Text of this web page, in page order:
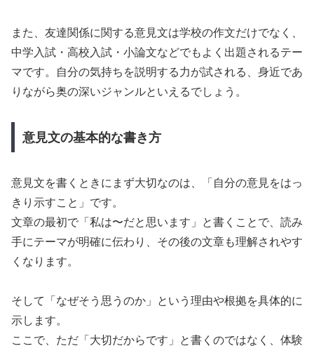
また、友達関係に関する意見文は学校の作文だけでなく、
中学入試・高校入試・小論文などでもよく出題されるテー
マです。自分の気持ちを説明する力が試される、身近であ
りながら奥の深いジャンルといえるでしょう。
意見文の基本的な書き方
意見文を書くときにまず大切なのは、「自分の意見をはっ
きり示すこと」です。
文章の最初で「私は〜だと思います」と書くことで、読み
手にテーマが明確に伝わり、その後の文章も理解されやす
くなります。
そして「なぜそう思うのか」という理由や根拠を具体的に
示します。
ここで、ただ「大切だからです」と書くのではなく、体験